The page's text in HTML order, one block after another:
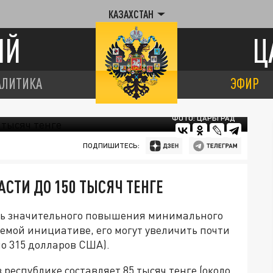
КАЗАХСТАН
ЭФИР
ФОТО: ЦАРЬГРАД
ПОДПИШИТЕСЬ:
ДО 150 ТЫСЯЧ ТЕНГЕ
значительного повышения минимального
инициативе, его могут увеличить почти
315 долларов США).
составляет 85 тысяч тенге (около